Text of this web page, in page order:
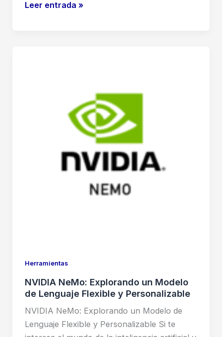
Ideogram:
integrado
Leer entrada »
Herramientas
NVIDIA NeMo: Explorando un Modelo
de Lenguaje Flexible y Personalizable
NVIDIA NeMo: Explorando un Modelo de
Lenguaje Flexible y Personalizable Si te